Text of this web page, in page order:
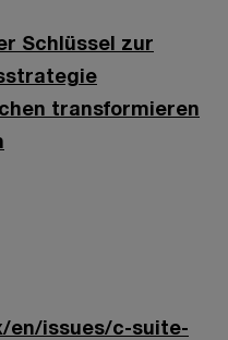
Schlüssel zur
transformieren
en/issues/c-suite-